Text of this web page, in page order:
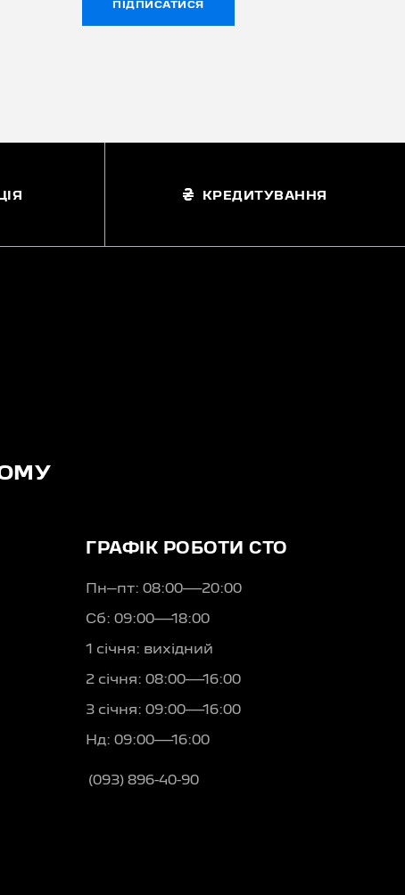
ПІДПИСАТИСЯ
КРЕДИТУВАННЯ
ГРАФІК РОБОТИ СТО
Пн–пт: 08:00—20:00
Сб: 09:00—18:00
1 січня: вихідний
2 січня: 08:00—16:00
3 січня: 09:00—16:00
Нд: 09:00—16:00
(093) 896-40-90